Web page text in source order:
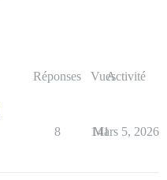
Réponses VuesActivité
8 141
Mars 5, 2026